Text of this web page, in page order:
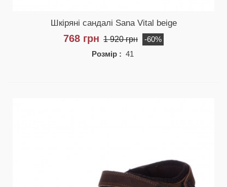
Шкіряні сандалі Sana Vital beige
768 грн 1 920 грн
-60%
Розмір : 41